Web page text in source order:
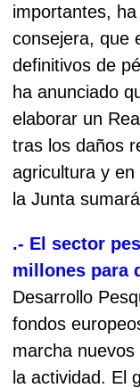
importantes,
consejera, que
definitivos de
ha anunciado
elaborar un
tras los daños
agricultura y
la Junta
.- El sector
millones para
Desarrollo
fondos
marcha
la actividad. El